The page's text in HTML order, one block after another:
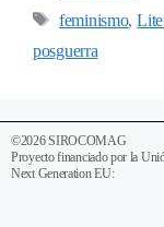
feminismo,
posguerra
©2026 SIROCOMAG
Proyecto financiado por la
Next Generation EU: